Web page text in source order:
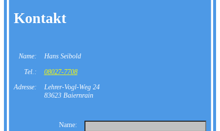
Kontakt
Name:
Hans Seibold
Tel.:
08027-7708
Adresse:
Lehrer-Vogl-Weg 24
83623 Baiernrain
Name: